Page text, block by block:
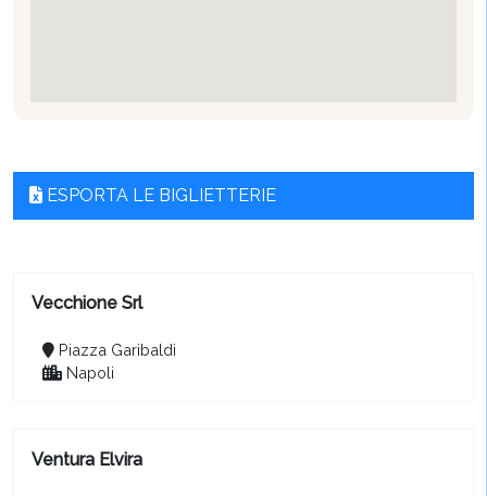
ESPORTA LE BIGLIETTERIE
Vecchione Srl
Piazza Garibaldi
Napoli
Ventura Elvira